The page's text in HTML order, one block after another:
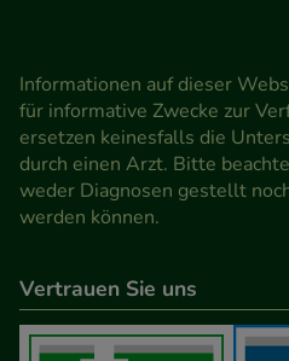
Informationen auf dieser
für informative Zwecke zur
ersetzen keinesfalls die
durch einen Arzt. Bitte
weder Diagnosen gestellt
werden können.
Vertrauen Sie uns